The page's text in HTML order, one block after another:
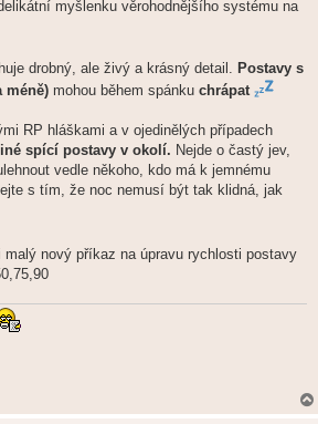
myšlenku věrohodnějšího systému na
drobný, ale živý a krásný detail. Postavy s
méně) mohou během spánku chrápat
RP hláškami a v ojedinělých případech
spící postavy v okolí. Nejde o častý jev,
vedle někoho, kdo má k jemnému
s tím, že noc nemusí být tak klidná, jak
malý nový příkaz na úpravu rychlosti postavy